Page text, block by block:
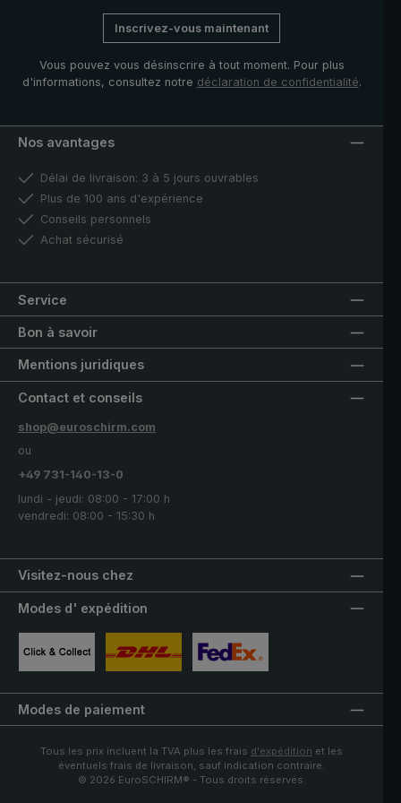
Inscrivez-vous maintenant
Vous pouvez vous désinscrire à tout moment. Pour plus
d'informations, consultez notre déclaration de confidentialité.
Nos avantages
Délai de livraison: 3 à 5 jours ouvrables
Plus de 100 ans d'expérience
Conseils personnels
Achat sécurisé
Service
Bon à savoir
Mentions juridiques
Visitez-nous chez
Contact et conseils
shop@euroschirm.com
ou
+49 731-140-13-0
lundi - jeudi: 08:00 - 17:00 h
vendredi: 08:00 - 15:30 h
Modes d' expédition
Modes de paiement
Tous les prix incluent la TVA plus les frais d'expédition et les
éventuels frais de livraison, sauf indication contraire.
© 2026 EuroSCHIRM® - Tous droits réservés.